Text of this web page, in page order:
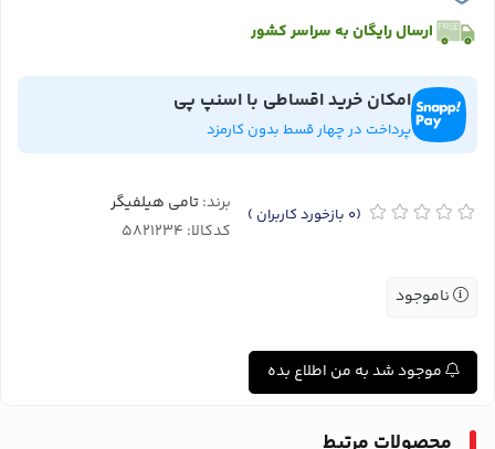
ارسال رایگان به سراسر کشور
امکان خرید اقساطی با اسنپ پی
پرداخت در چهار قسط بدون کارمزد
(0 بازخورد کاربران ) برند:تامی هیلفیگر
کدکالا:
ناموجود
موجود شد به من اطلاع بده